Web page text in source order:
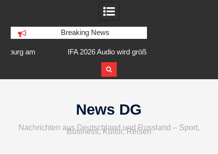
Breaking News
IFA 2026 Audio wird größer,
internationaler und vielfältiger
News DG
Nachrichten aus Deutschland und Russland – Sport,
Business, Kultur, Reisen